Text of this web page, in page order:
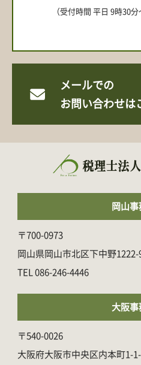
（受付時間 平日 9時30
メールでの
お問い合わせは
岡山
〒700-0973
岡山県岡山市北区下中野1222-
086-246-4446
大阪
〒540-0026
大阪府大阪市中央区内本町1-